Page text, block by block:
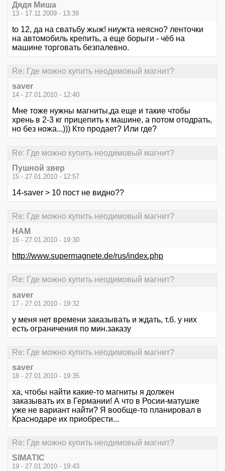
Дядя Миша
13 - 17.11.2009 - 13:39
to 12, да на сватьбу жыж! ниужта неясно? ленточки
на автомобиль крепить, а еще борыги - чёб на
машине торговать безпалевно.
Re: Где можно купить неодимовый магнит?
saver
14 - 27.01.2010 - 12:40
Мне тоже нужны магниты,да еще и такие чтобы
хрень в 2-3 кг прицепить к машине, а потом отодрать,
но без ножа...))) Кто продает? Или где?
Re: Где можно купить неодимовый магнит?
Пушной звер
15 - 27.01.2010 - 12:57
14-saver > 10 пост не видно??
Re: Где можно купить неодимовый магнит?
HAM
16 - 27.01.2010 - 19:30
http://www.supermagnete.de/rus/index.php
Re: Где можно купить неодимовый магнит?
saver
17 - 27.01.2010 - 19:32
у меня нет времени заказывать и ждать, т.б. у них
есть ограничения по мин.заказу
Re: Где можно купить неодимовый магнит?
saver
18 - 27.01.2010 - 19:35
ха, чтобы найти какие-то магниты я должен
заказывать их в Германии! А что в Росии-матушке
уже не вариант найти? Я вообще-то планировал в
Краснодаре их приобрести...
Re: Где можно купить неодимовый магнит?
SIMATIC
19 - 27.01.2010 - 19:43